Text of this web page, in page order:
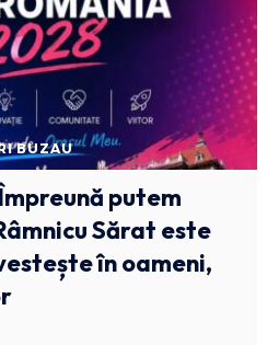
BUZAU
putem
Sărat este
în oameni,